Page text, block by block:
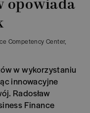
opowiada
Competency Center,
w wykorzystaniu
innowacyjne
Radosław
Finance